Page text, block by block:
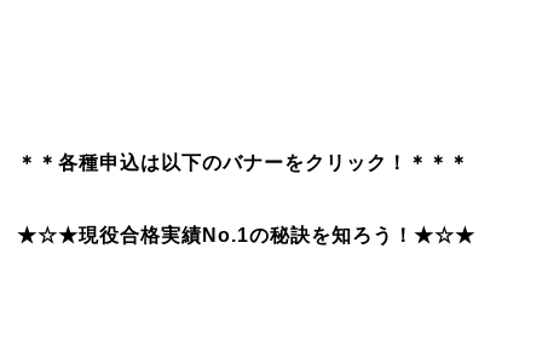
＊＊各種申込は以下のバナーをクリック！＊＊＊
★☆★現役合格実績No.1の秘訣を知ろう！★☆★